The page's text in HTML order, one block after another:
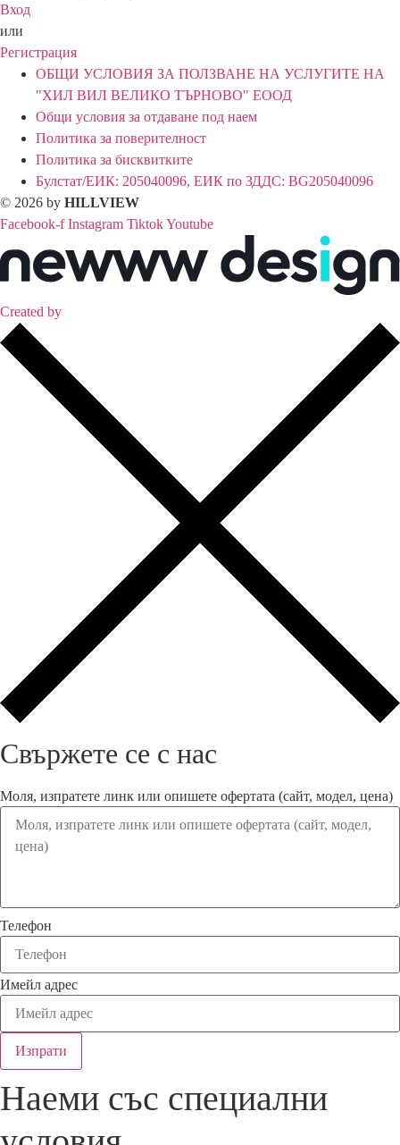
Вход
или
Регистрация
ОБЩИ УСЛОВИЯ ЗА ПОЛЗВАНЕ НА УСЛУГИТЕ НА
"ХИЛ ВИЛ ВЕЛИКО ТЪРНОВО" ЕООД
Общи условия за отдаване под наем
Политика за поверителност
Политика за бисквитките
Булстат/ЕИК: 205040096, ЕИК по ЗДДС: BG205040096
© 2026 by HILLVIEW
Facebook-f Instagram TiktokYoutube
Created by
Свържете се с нас
Моля, изпратете линк или опишете офертата (сайт, модел, цена)
Телефон
Имейл адрес
Изпрати
Наеми със специални